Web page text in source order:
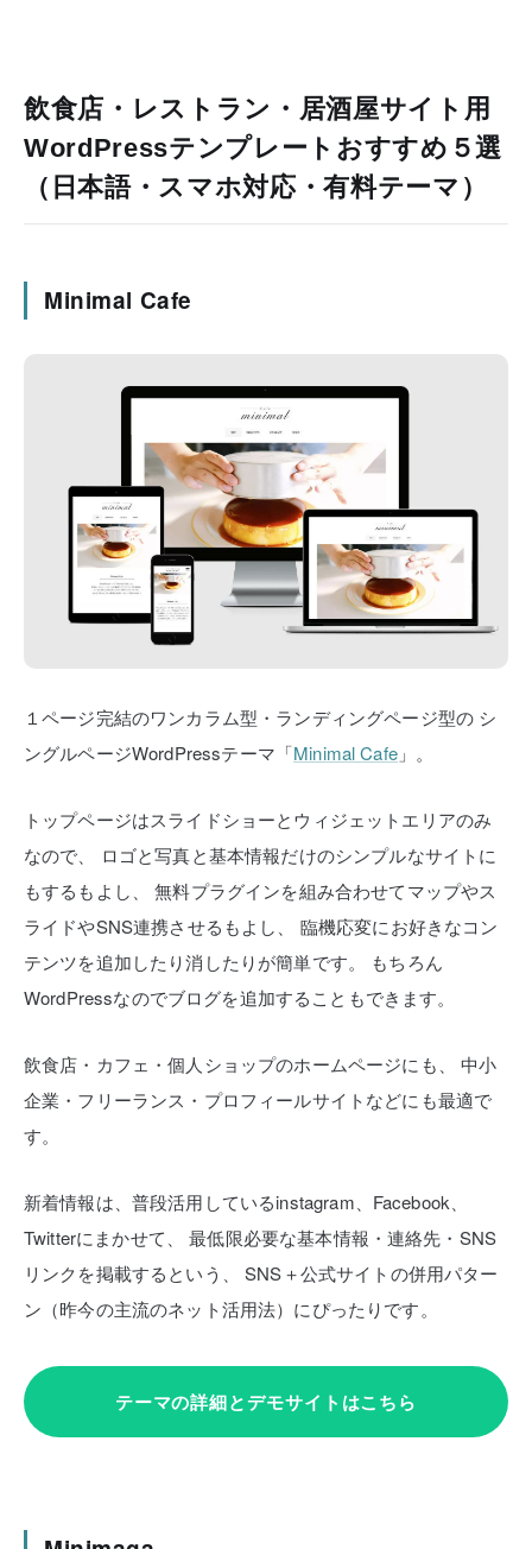
飲食店・レストラン・居酒屋サイト用
WordPressテンプレートおすすめ５選
（日本語・スマホ対応・有料テーマ）
Minimal Cafe
１ページ完結のワンカラム型・ランディングページ型の シ
ングルページWordPressテーマ「Minimal Cafe」。
トップページはスライドショーとウィジェットエリアのみ
なので、
ロゴと写真と基本情報だけのシンプルなサイトに
もするもよし、
無料プラグインを組み合わせてマップやス
ライドやSNS連携させるもよし、
臨機応変にお好きなコン
テンツを追加したり消したりが簡単です。
もちろん
WordPressなのでブログを追加することもできます。
飲食店・カフェ・個人ショップのホームページにも、
中小
企業・フリーランス・プロフィールサイトなどにも最適で
す。
新着情報は、普段活用しているinstagram、Facebook、
Twitterにまかせて、
最低限必要な基本情報・連絡先・SNS
リンクを掲載するという、
SNS＋公式サイトの併用パター
ン（昨今の主流のネット活用法）にぴったりです。
テーマの詳細とデモサイトはこちら